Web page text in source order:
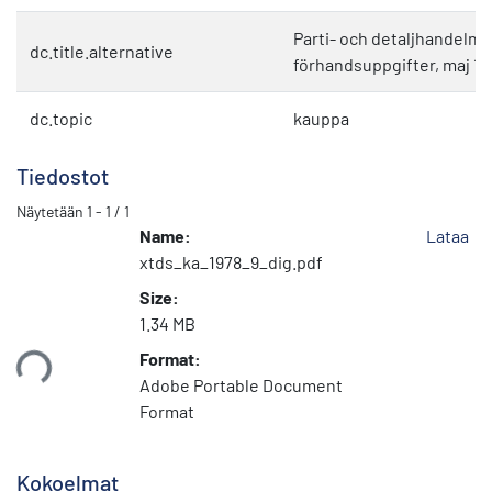
dc.title.alternative
Parti- och detaljhandelns
förhandsuppgifter, maj
dc.topic kauppa
Tiedostot
Näytetään 1 - 1 / 1
Name:
xtds_ka_1978_9_dig.pdf
Size:
1.34 MB
Format:
Adobe Portable Document
Format
Lataa
Kokoelmat